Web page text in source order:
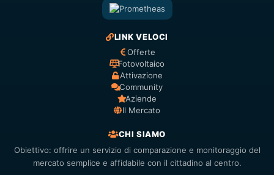
LINK VELOCI
Offerte
Fotovoltaico
Attivazione
Community
Aziende
Il Mercato
CHI SIAMO
Obiettivo: offrire un servizio di comparazione e monitoraggio del
mercato semplice e affidabile con il cittadino al centro.